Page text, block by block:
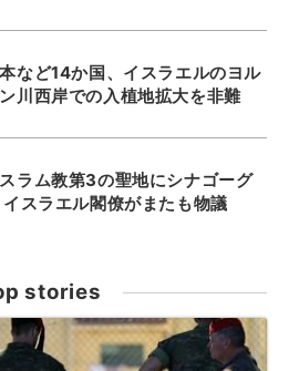
など14か国、イスラエルのヨル
川西岸での入植地拡大を非難
ラム教第3の聖地にシナゴーグ
イスラエル閣僚がまたも物議
stories